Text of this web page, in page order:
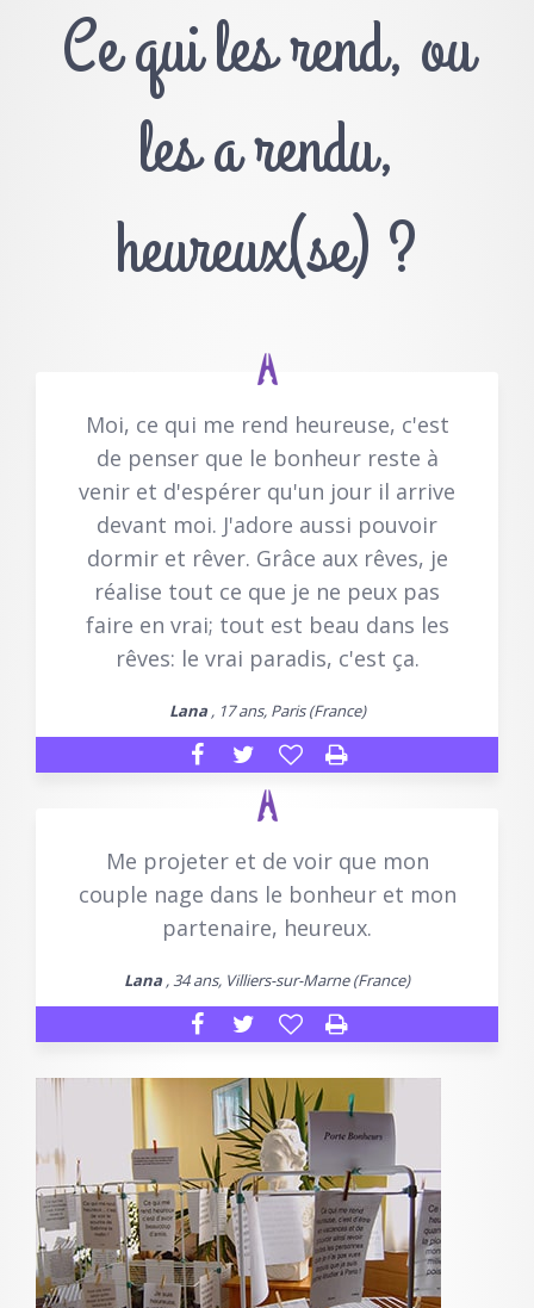
Ce qui les rend, ou
les a rendu,
heureux(se) ?
Moi, ce qui me rend heureuse, c'est
de penser que le bonheur reste à
venir et d'espérer qu'un jour il arrive
devant moi. J'adore aussi pouvoir
dormir et rêver. Grâce aux rêves, je
réalise tout ce que je ne peux pas
faire en vrai; tout est beau dans les
rêves: le vrai paradis, c'est ça.
Lana, 17 ans, Paris (France)
Me projeter et de voir que mon
couple nage dans le bonheur et mon
partenaire, heureux.
Lana , 34 ans, Villiers-sur-Marne (France)